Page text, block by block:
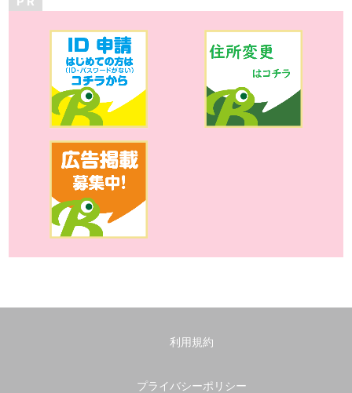
利用規約
プライバシーポリシー